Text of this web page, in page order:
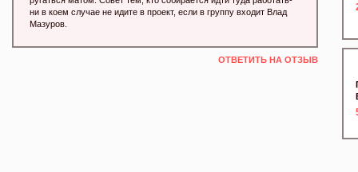
ни в коем случае не идите в проект, если в группу входит Влад
Мазуров.
ОТВЕТИТЬ НА ОТЗЫВ